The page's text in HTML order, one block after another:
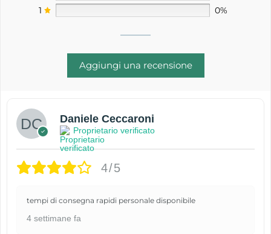
1
0%
Aggiungi una recensione
Daniele Ceccaroni
Proprietario verificato
4/5
tempi di consegna rapidi personale disponibile
4 settimane fa